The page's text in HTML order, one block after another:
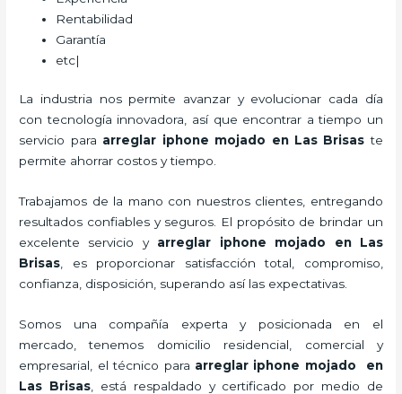
Rentabilidad
Garantía
etc|
La industria nos permite avanzar y evolucionar cada día
con tecnología innovadora, así que encontrar a tiempo un
servicio para arreglar iphone mojado en Las Brisas te
permite ahorrar costos y tiempo.
Trabajamos de la mano con nuestros clientes, entregando
resultados confiables y seguros. El propósito de brindar un
excelente servicio y arreglar iphone mojado en Las
Brisas , es proporcionar satisfacción total, compromiso,
confianza, disposición, superando así las expectativas.
Somos una compañía experta y posicionada en el
mercado, tenemos domicilio residencial, comercial y
empresarial, el técnico para arreglar iphone mojado en
Las Brisas, está respaldado y certificado por medio de